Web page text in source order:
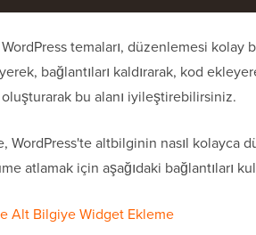
temaları, düzenlemesi
bağlantıları kaldırarak, kod
bu alanı iyileştirebilirsiniz.
WordPress'te altbilginin nasıl kolayca
atlamak için aşağıdaki bağlantıları
Alt Bilgiye Widget Ekleme